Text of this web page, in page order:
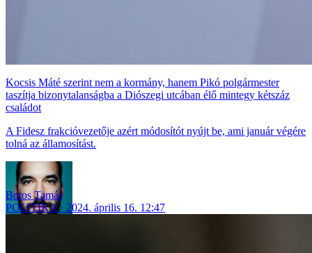
Kocsis Máté szerint nem a kormány, hanem Pikó polgármester
taszítja bizonytalanságba a Diószegi utcában élő mintegy kétszáz
családot
A Fidesz frakcióvezetője azért módosítót nyújt be, ami január végére
tolná az államosítást.
Botos Tamás
POLITIKA
2024. április 16. 12:47